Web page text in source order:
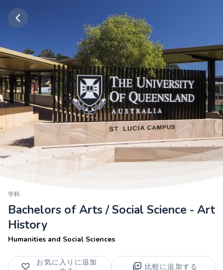
学科
Bachelors of Arts / Social Science - Art
History
Humanities and Social Sciences
お気に入りに追加
比較に追加する